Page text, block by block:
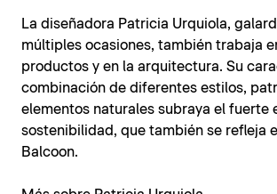
La diseñadora Patricia Urquiola,
múltiples ocasiones, también trabaja
productos y en la arquitectura. Su
combinación de diferentes estilos,
elementos naturales subraya el fuerte
sostenibilidad, que también se refleja
Balcoon.